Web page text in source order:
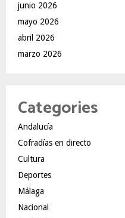
junio 2026
mayo 2026
abril 2026
marzo 2026
Categories
Andalucía
Cofradías en directo
Cultura
Deportes
Málaga
Nacional